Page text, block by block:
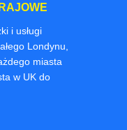
i usługi
Londynu,
miasta
w UK do